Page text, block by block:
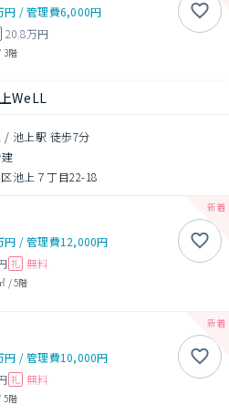
円 /管理費6,000円
20.8万円
3階
WeLL
/ 池上駅 徒歩7分
池上７丁目22-18
円 /管理費12,000円
礼 無料
/5階
円 /管理費10,000円
礼 無料
5階